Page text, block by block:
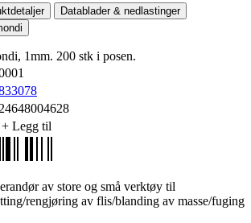
Datablader & nedlastinger
1mm. 200 stk i posen.
+ Legg til
av store og små verktøy til
rengjøring av flis/blanding av masse/fuging